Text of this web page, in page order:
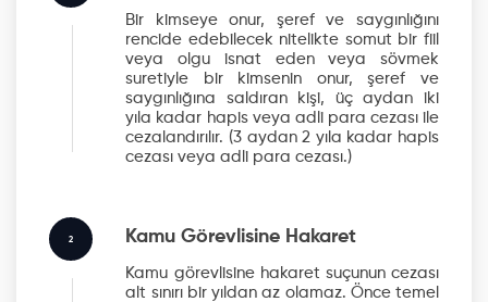
Bir kimseye onur, şeref ve saygınlığını
rencide edebilecek nitelikte somut bir fiil
veya olgu isnat eden veya sövmek
suretiyle bir kimsenin onur, şeref ve
saygınlığına saldıran kişi, üç aydan iki
yıla kadar hapis veya adli para cezası ile
cezalandırılır. (3 aydan 2 yıla kadar hapis
cezası veya adli para cezası.)
2 Kamu Görevlisine Hakaret
Kamu görevlisine hakaret suçunun cezası
alt sınırı bir yıldan az olamaz. Önce temel